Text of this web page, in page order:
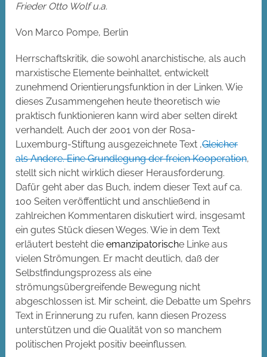
Frieder Otto Wolf u.a.
Von Marco Pompe, Berlin
Herrschaftskritik, die sowohl anarchistische, als auch
marxistische Elemente beinhaltet, entwickelt
zunehmend Orientierungsfunktion in der Linken. Wie
dieses Zusammengehen heute theoretisch wie
praktisch funktionieren kann wird aber selten direkt
verhandelt. Auch der 2001 von der Rosa-
Luxemburg-Stiftung ausgezeichnete Text ‚Gleicher
als Andere. Eine Grundlegung der freien Kooperation‚
stellt sich nicht wirklich dieser Herausforderung.
Dafür geht aber das Buch, indem dieser Text auf ca.
100 Seiten veröffentlicht und anschließend in
zahlreichen Kommentaren diskutiert wird, insgesamt
ein gutes Stück diesen Weges. Wie in dem Text
erläutert besteht dieemanzipatorische Linke aus
vielen Strömungen. Er macht deutlich, daß der
Selbstfindungsprozess als eine
strömungsübergreifende Bewegung nicht
abgeschlossen ist. Mir scheint, die Debatte um Spehrs
Text in Erinnerung zu rufen, kann diesen Prozess
unterstützen und die Qualität von so manchem
politischen Projekt positiv beeinflussen.